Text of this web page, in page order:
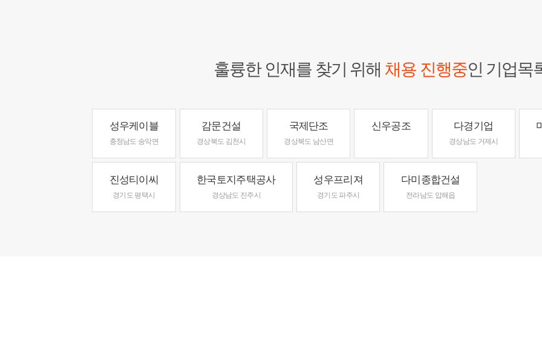
훌륭한 인재를 찾기 위해 채용 진행중인 기업목
성우케이블
충청남도 송악면
감문건설
경상북도 김천시
국제단조
경상북도 남산면
신우공조 다경기업
경상남도 거제시
진성티이씨
경기도 평택시
한국토지주택공사
경상남도 진주시
성우프리져
경기도 파주시
다미종합건설
전라남도 압해읍